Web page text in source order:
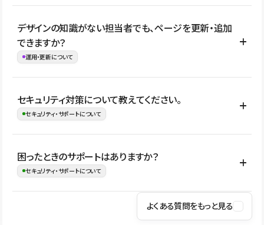
ない段階でも、お問い合わせください。
お問合せはこちら
公開ページ数、バージョン履歴の期間、CMS利用数の上限、権限
管理の有無などがプランごとに異なります。詳しくは料金プランペ
ージをご覧ください。
デザインの知識がない担当者でも、ページを更新・追加
できますか？
運用・更新について
はい。CMSやコンポーネントを活用して更新範囲を設計しておく
ことで、デザインを崩しにくい状態で運用できます。 さらにコン
ながらレイアウトに影響を与えずに更新作業を進めやすくなりま
す。
セキュリティ対策について教えてください。
セキュリティ・サポートについて
Studioでは、公開サイトやサービスを安全に利用できるよう、通信
の暗号化、データ保護、アクセス管理、脆弱性対策など、複数の観
はSSL/TLSによる通信暗号化に対応しており、悪質なスクリプトの
困ったときのサポートはありますか？
セキュリティ・サポートについて
操作方法や機能については、ヘルプセンターでご確認いただけま
よくある質問をもっと見る